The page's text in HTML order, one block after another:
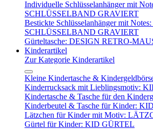
Individuelle Schlüsselanhänger mit
SCHLÜSSELBAND GRAVIERT
Bestickte Schlüsselanhänger mit
SCHLÜSSELBAND GRAVIERT
Gürteltasche: DESIGN RETRO-
Kinderartikel
Zur Kategorie Kinderartikel
Kleine Kindertasche &
Kinderrucksack mit Lieblingsmotiv:
Kindertasche & Tasche für den
Kinderbeutel & Tasche für Kinder:
Lätzchen für Kinder mit Motiv:
Gürtel für Kinder: KID GÜRTEL